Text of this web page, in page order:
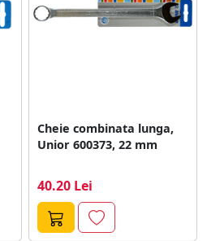
Cheie combinata lunga,
Unior 600373, 22 mm
40.20 Lei